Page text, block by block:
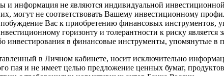
и информация не являются индивидуальной
могут не соответствовать Вашему инвестиционному
Вас к приобретению финансовых инструментов,
горизонту и толерантности к риску является
инвестирования в финансовые инструменты, упомянутые в
в Личном кабинете, носит исключительно
пая и не имеет целью предложение ценных бумаг,